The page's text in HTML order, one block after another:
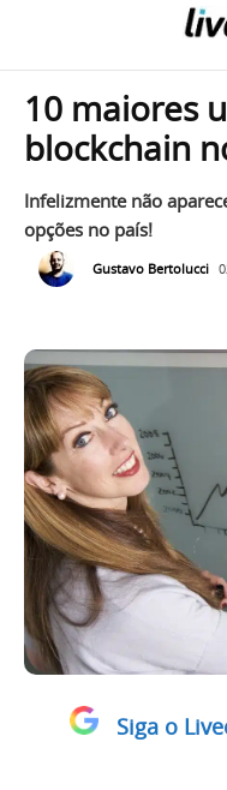
10 maiores
blockchain
Infelizmente não
opções no país!
Gustavo Bertolucci
Siga o